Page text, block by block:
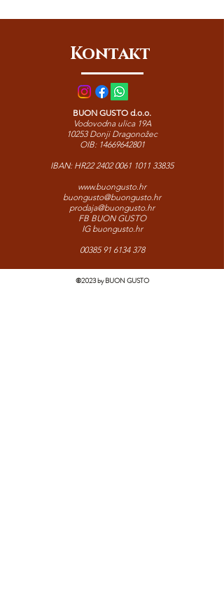
savršenu teksturu čak i nakon
riblje, kremaste i lagane mediteranske
Kontakt
BUON GUSTO d.o.o.
Vodovodna ulica 19A
10253 Donji Dragonožec
OIB: 14669642801
IBAN: HR222402 0061 1011 33835
www.buongusto.hr
buongusto@buongusto.hr
prodaja@buongusto.hr
FB BUON GUSTO
IG buongusto.hr
00385 91 6134 378
©2023 by BUON GUSTO